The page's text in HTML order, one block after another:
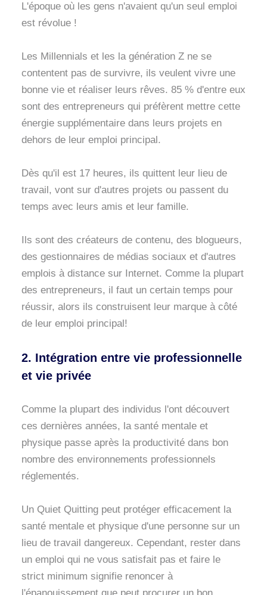
L'époque où les gens n'avaient qu'un seul emploi
est révolue !
Les Millennials et les la génération Z ne se
contentent pas de survivre, ils veulent vivre une
bonne vie et réaliser leurs rêves. 85 % d'entre eux
sont des entrepreneurs qui préfèrent mettre cette
énergie supplémentaire dans leurs projets en
dehors de leur emploi principal.
Dès qu'il est 17 heures, ils quittent leur lieu de
travail, vont sur d'autres projets ou passent du
temps avec leurs amis et leur famille.
Ils sont des créateurs de contenu, des blogueurs,
des gestionnaires de médias sociaux et d'autres
emplois à distance sur Internet. Comme la plupart
des entrepreneurs, il faut un certain temps pour
réussir, alors ils construisent leur marque à côté
de leur emploi principal!
2. Intégration entre vie professionnelle
et vie privée
Comme la plupart des individus l'ont découvert
ces dernières années, la santé mentale et
physique passe après la productivité dans bon
nombre des environnements professionnels
réglementés.
Un Quiet Quitting peut protéger efficacement la
santé mentale et physique d'une personne sur un
lieu de travail dangereux. Cependant, rester dans
un emploi qui ne vous satisfait pas et faire le
strict minimum signifie renoncer à